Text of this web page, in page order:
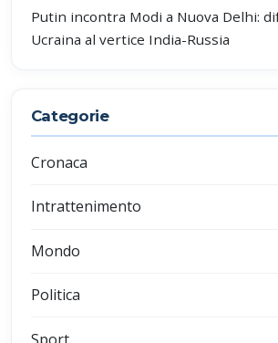
Putin incontra Modi a Nuova Delhi:
Ucraina al vertice India-Russia
Categorie
Cronaca
Intrattenimento
Mondo
Politica